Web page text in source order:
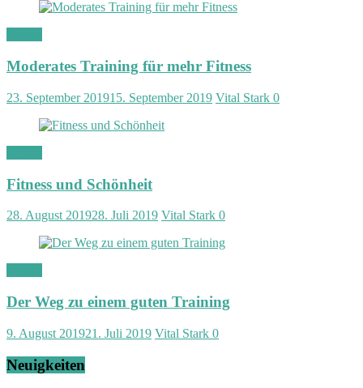
Moderates Training für mehr Fitness
23. September 201915. September 2019 Vital Stark 0
Fitness und Schönheit
28. August 201928. Juli 2019 Vital Stark 0
Der Weg zu einem guten Training
9. August 201921. Juli 2019 Vital Stark 0
Neuigkeiten